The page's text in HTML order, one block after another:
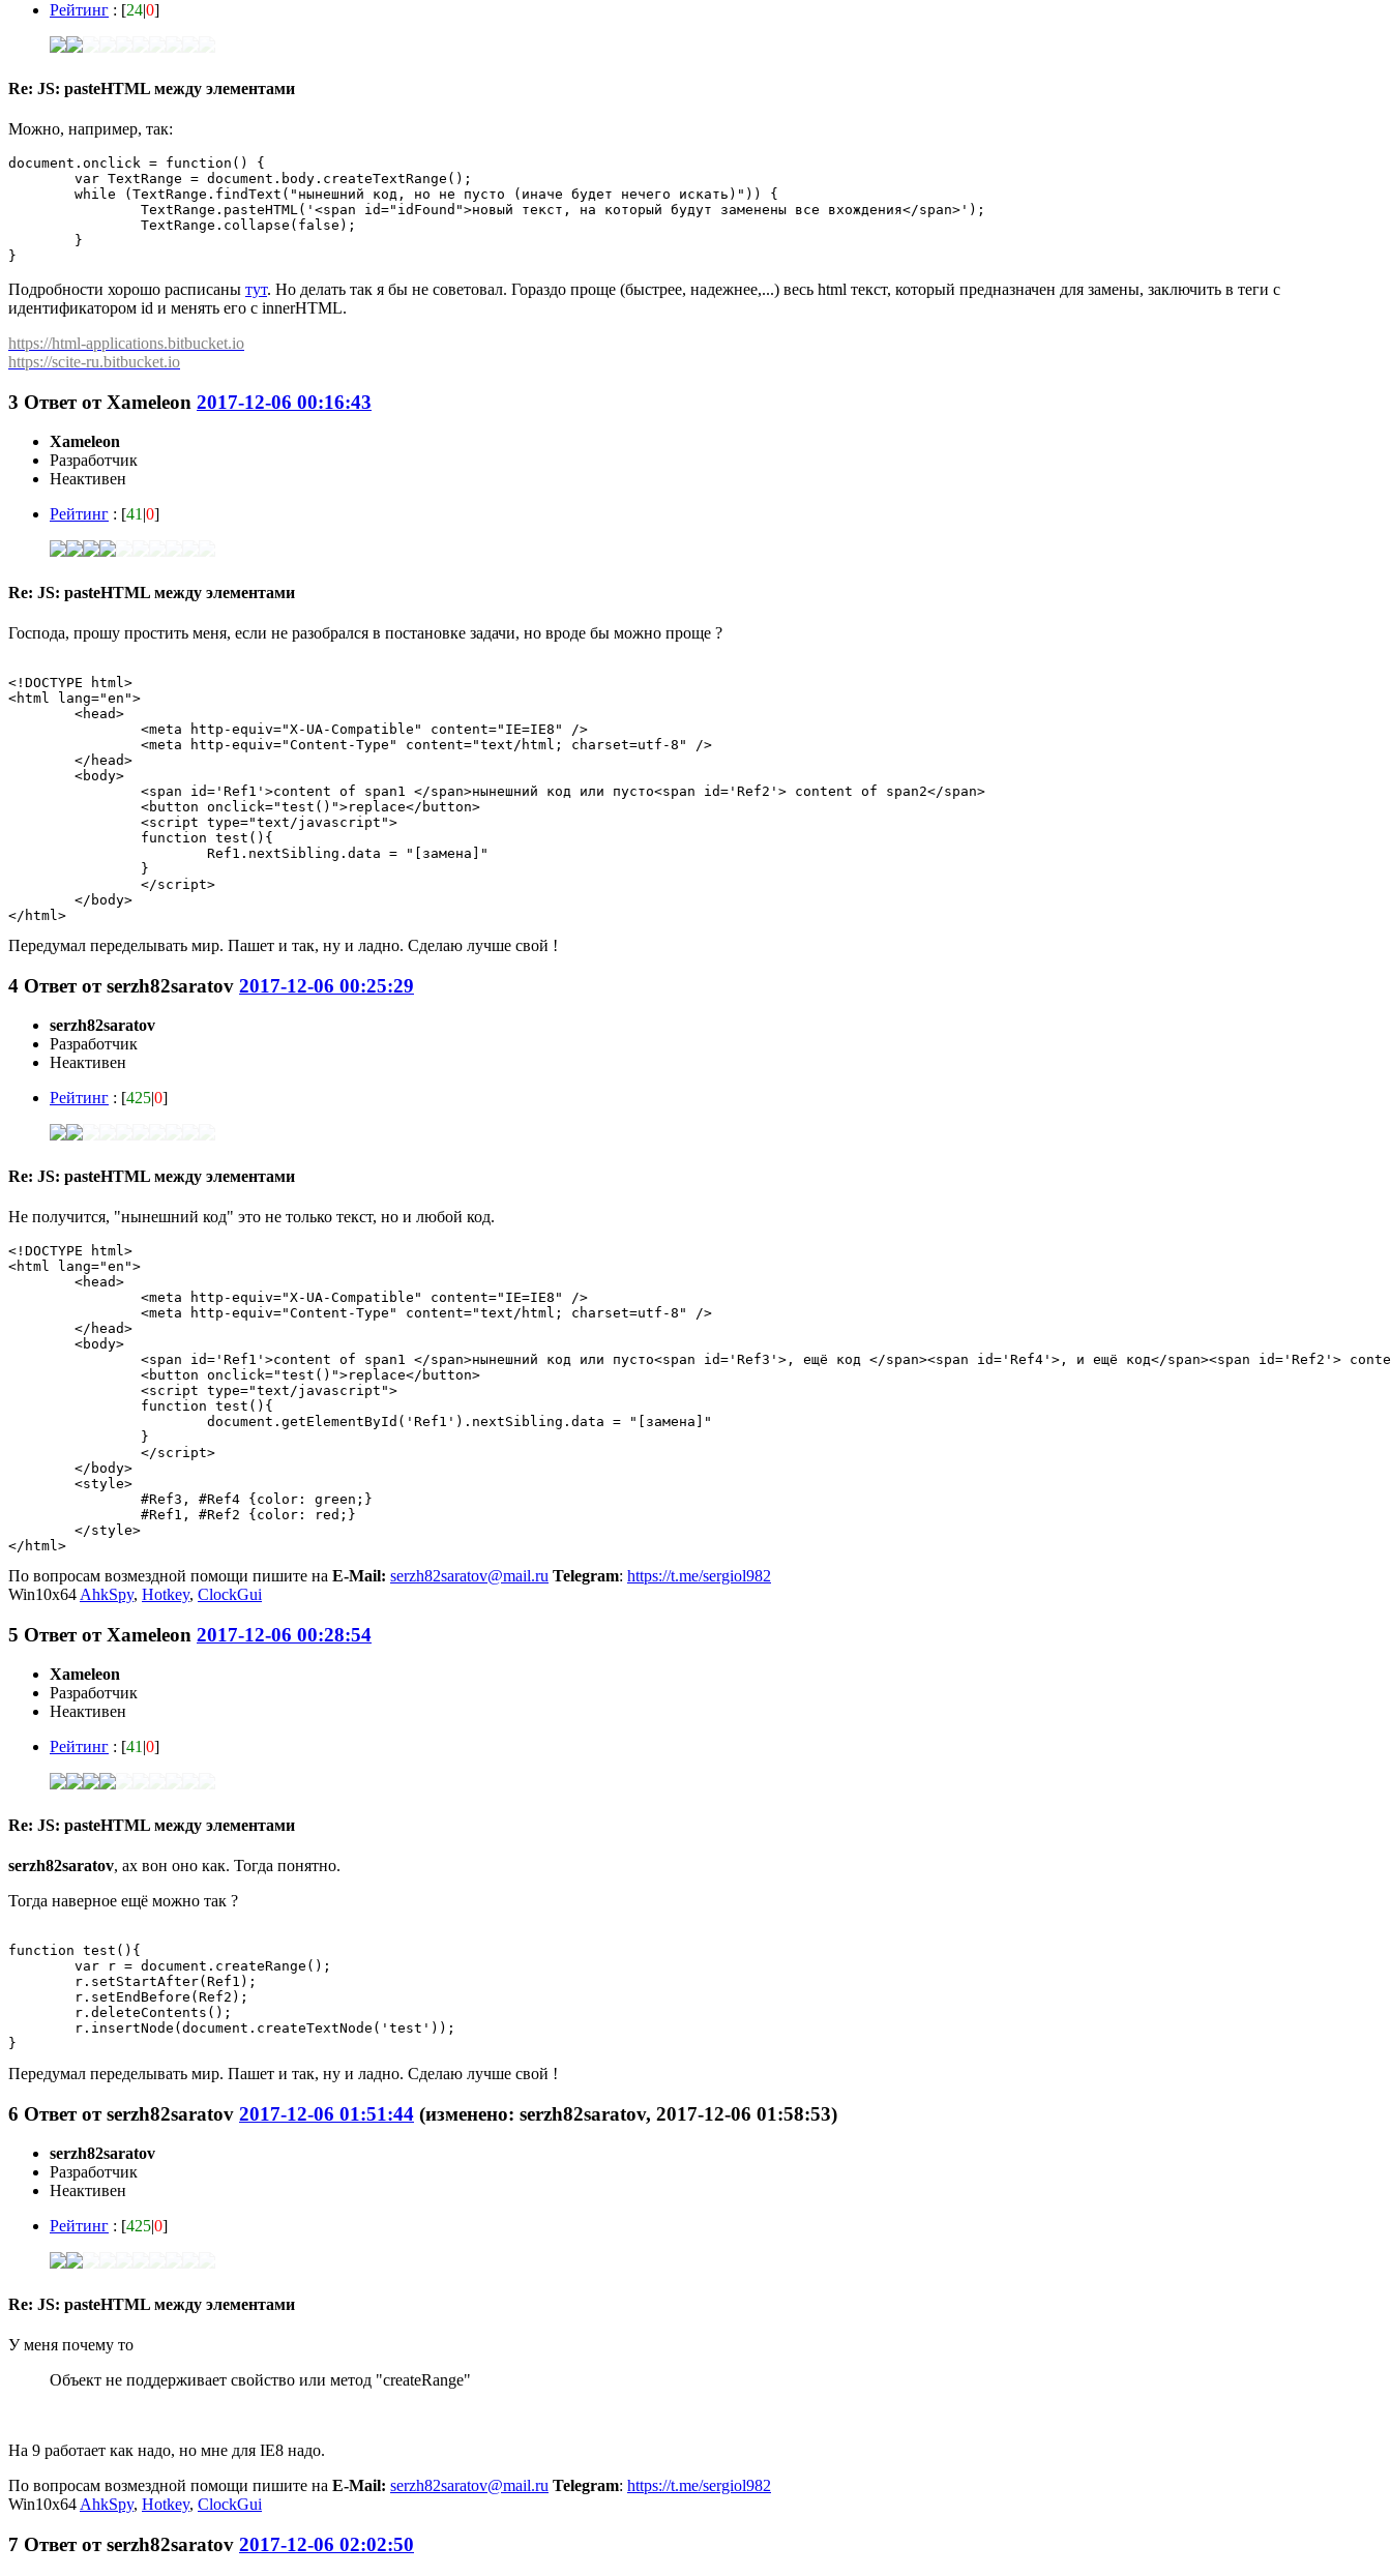
Рейтинг : [24|0]
Re: JS: pasteHTML между элементами
Можно, например, так:
document.onclick = function() {
}
Подробности хорошо расписаны тут. Но делать так я бы не советовал. Гораздо проще (быстрее, надежнее,...) весь html текст, который предназначен для замены, заключить в теги с
идентификатором id и менять его c innerHTML.
https://html-applications.bitbucket.io
https://scite-ru.bitbucket.io
3 Ответ отXameleon 2017-12-06 00:16:43
Xameleon
Разработчик
Неактивен
Рейтинг : [41 |0]
Re: JS: pasteHTML между элементами
Господа, прошу простить меня, если не разобрался в постановке задачи, но вроде бы можно проще ?
<!DOCTYPE html>
<html lang="en">
Передумал переделывать мир. Пашет и так, ну и ладно. Сделаю лучше свой !
4 Ответ отserzh82saratov 2017-12-06 00:25:29
serzh82saratov
Разработчик
Неактивен
Рейтинг : [425|0]
Re: JS: pasteHTML между элементами
Не получится, "нынешний код" это не только текст, но и любой код.
<!DOCTYPE html>
<html lang="en">
</html>
По вопросам возмездной помощи пишите на E-Mail: serzh82saratov@mail.ru Telegram: https://t.me/sergiol982
Win10x64 AhkSpy, Hotkey, ClockGui
5 Ответ отXameleon 2017-12-06 00:28:54
Xameleon
Разработчик
Неактивен
Рейтинг : [41 |0]
Re: JS: pasteHTML между элементами
serzh82saratov, ах вон оно как. Тогда понятно.
Тогда наверное ещё можно так ?
function test(){
Передумал переделывать мир. Пашет и так, ну и ладно. Сделаю лучше свой !
6 Ответ отserzh82saratov 2017-12-06 01:51:44 (изменено: serzh82saratov, 2017-12-06 01:58:53)
serzh82saratov
Разработчик
Неактивен
Рейтинг : [425|0]
Re: JS: pasteHTML между элементами
У меня почему то
Объект не поддерживает свойство или метод "createRange"
На 9 работает как надо, но мне для IE8 надо.
По вопросам возмездной помощи пишите на E-Mail: serzh82saratov@mail.ru Telegram: https://t.me/sergiol982
Win10x64 AhkSpy, Hotkey, ClockGui
7 Ответ отserzh82saratov 2017-12-06 02:02:50